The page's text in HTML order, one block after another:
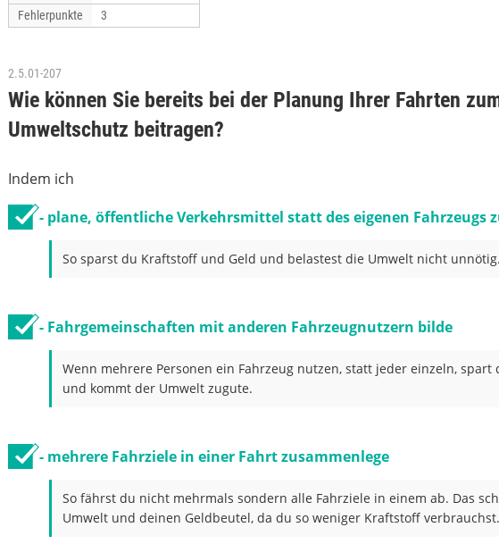
Fehlerpunkte
3
2.5.01-207
Wie können Sie bereits bei der Planung Ihrer Fahrten
Umweltschutz beitragen?
Indem ich
- plane, öffentliche Verkehrsmittel statt des eigenen Fahrzeugs
So sparst du Kraftstoff und Geld und belastest die Umwelt nicht unnötig.
- Fahrgemeinschaften mit anderen Fahrzeugnutzern bilde
Wenn mehrere Personen ein Fahrzeug nutzen, statt jeder einzeln, spart
und kommt der Umwelt zugute.
- mehrere Fahrziele in einer Fahrt zusammenlege
So fährst du nicht mehrmals sondern alle Fahrziele in einem ab. Das
Umwelt und deinen Geldbeutel, da du so weniger Kraftstoff verbrauchst.